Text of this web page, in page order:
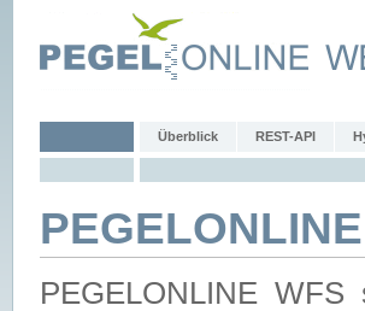
Überblick REST-API
PEGELONLINE